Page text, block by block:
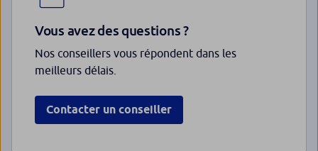
Vous avez des questions ?
Nos conseillers vous répondent dans les
meilleurs délais.
Contacter un conseiller